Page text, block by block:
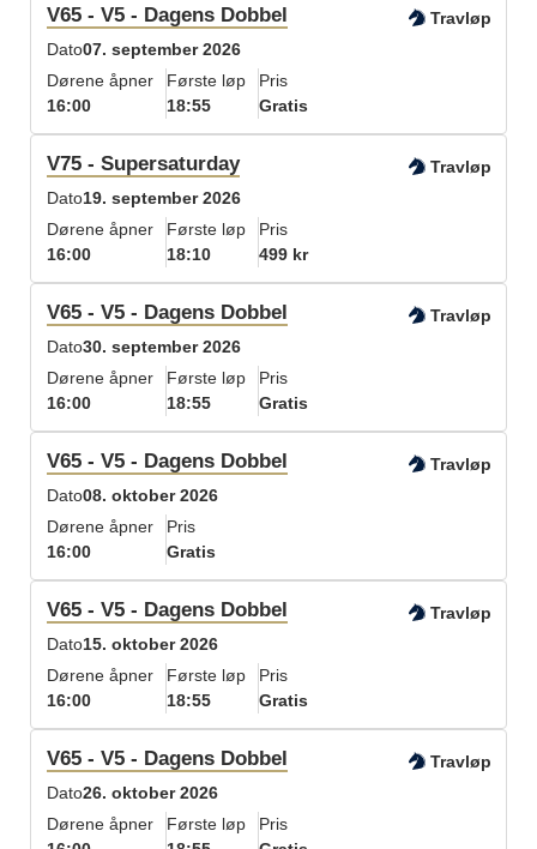
V65 - V5 - Dagens Dobbel
Travløp
Dato07. september 2026
Dørene åpner
16:00
Første løp
18:55
Pris
Gratis
V75 - Supersaturday
Travløp
Dato19. september 2026
Dørene åpner
16:00
Første løp
18:10
Pris
499 kr
V65 - V5 - Dagens Dobbel
Travløp
Dato30. september 2026
Dørene åpner
16:00
Første løp
18:55
Pris
Gratis
V65 - V5 - Dagens Dobbel
Travløp
Dato08. oktober 2026
Dørene åpner
16:00
Pris
Gratis
V65 - V5 - Dagens Dobbel
Travløp
Dato15. oktober 2026
Dørene åpner
16:00
Første løp
18:55
Pris
Gratis
V65 - V5 - Dagens Dobbel
Travløp
Dato26. oktober 2026
Dørene åpner
Første løp
Pris